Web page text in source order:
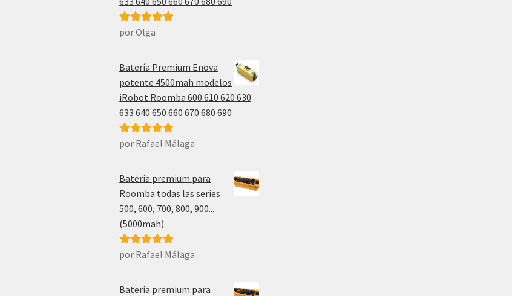
Valorado con
por Olga
Batería Premium Enova
potente 4500mah modelos
iRobot Roomba 600 610 620 630
633 640 650 660 670 680 690
Valorado con
por Rafael Málaga
Batería premium para
Roomba todas las series
500, 600, 700, 800, 900...
(5000mah)
Valorado con
por Rafael Málaga
Batería premium para